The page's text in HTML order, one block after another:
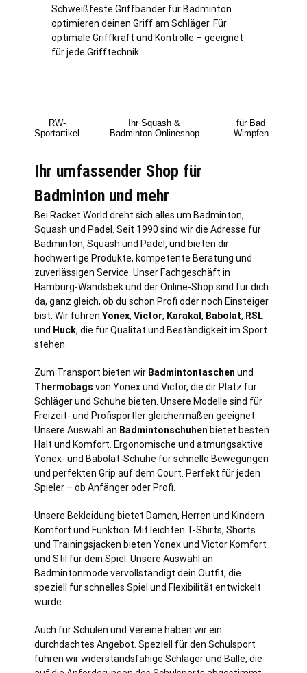
Schweißfeste Griffbänder für Badminton
optimieren deinen Griff am Schläger. Für
optimale Griffkraft und Kontrolle – geeignet
für jede Grifftechnik.
RW-
Sportartikel
Ihr Squash &
Badminton Onlineshop
für Bad
Wimpfen
Ihr umfassender Shop für
Badminton und mehr
Bei Racket World dreht sich alles um Badminton,
Squash und Padel. Seit 1990 sind wir die Adresse für
Badminton, Squash und Padel, und bieten dir
hochwertige Produkte, kompetente Beratung und
zuverlässigen Service. Unser Fachgeschäft in
Hamburg-Wandsbek und der Online-Shop sind für dich
da, ganz gleich, ob du schon Profi oder noch Einsteiger
bist. Wir führen Yonex, Victor, Karakal , Babolat, RSL
und Huck, die für Qualität und Beständigkeit im Sport
stehen.
Zum Transport bieten wir Badmintontaschen und
Thermobags von Yonex und Victor, die dir Platz für
Schläger und Schuhe bieten. Unsere Modelle sind für
Freizeit- und Profisportler gleichermaßen geeignet.
Unsere Auswahl an Badmintonschuhen bietet besten
Halt und Komfort. Ergonomische und atmungsaktive
Yonex- und Babolat-Schuhe für schnelle Bewegungen
und perfekten Grip auf dem Court. Perfekt für jeden
Spieler – ob Anfänger oder Profi.
Unsere Bekleidung bietet Damen, Herren und Kindern
Komfort und Funktion. Mit leichten T-Shirts, Shorts
und Trainingsjacken bieten Yonex und Victor Komfort
und Stil für dein Spiel. Unsere Auswahl an
Badmintonmode vervollständigt dein Outfit, die
speziell für schnelles Spiel und Flexibilität entwickelt
wurde.
Auch für Schulen und Vereine haben wir ein
durchdachtes Angebot. Speziell für den Schulsport
führen wir widerstandsfähige Schläger und Bälle, die